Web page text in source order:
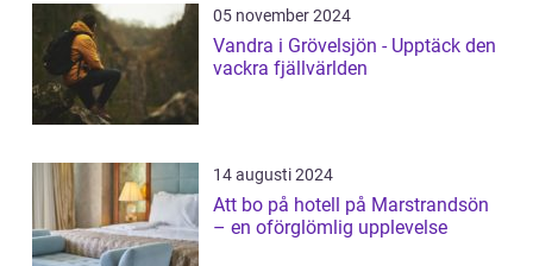
05 november 2024
Vandra i Grövelsjön - Upptäck den
vackra fjällvärlden
14 augusti 2024
Att bo på hotell på Marstrandsön
– en oförglömlig upplevelse